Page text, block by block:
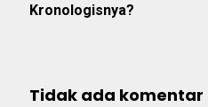
Kronologisnya?
Tidak ada komentar